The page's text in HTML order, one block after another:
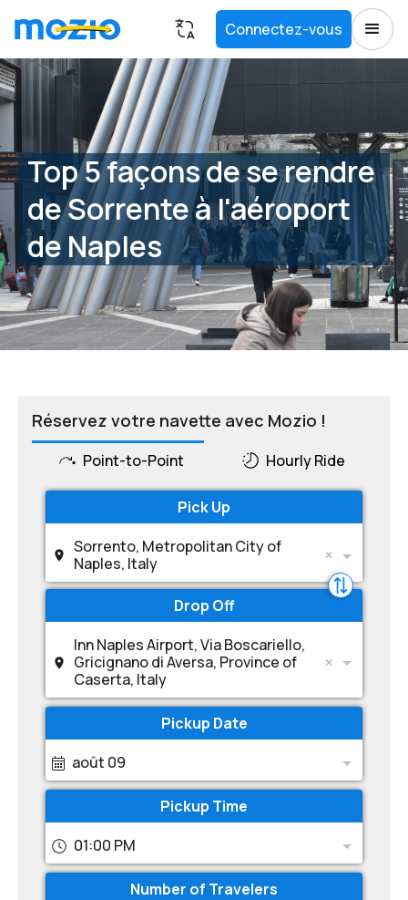
Connectez-vous
Top 5 façons de se rendre
de Sorrente à l'aéroport
de Naples
Réservez votre navette avec Mozio !
Point-to-Point Hourly Ride
Pick Up
Sorrento, Metropolitan City of
Naples, Italy
Drop Off
Inn Naples Airport, Via Boscariello,
Gricignano di Aversa, Province of
Caserta, Italy
Pickup Date
août 09
Pickup Time
01:00 PM
Number of Travelers